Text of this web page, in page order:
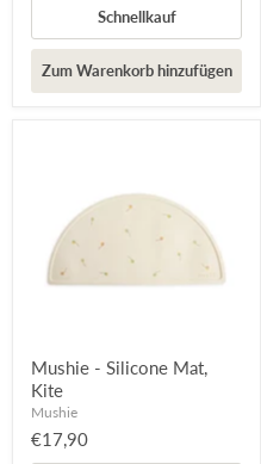
Schnellkauf
Zum Warenkorb hinzufügen
Mushie - Silicone Mat,
Kite
Mushie
€17,90